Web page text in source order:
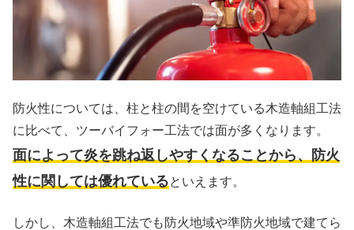
防火性については、柱と柱の間を空けている木造軸組工法
に比べて、ツーバイフォー工法では面が多くなります。
面によって炎を跳ね返しやすくなることから、防火
性に関しては優れているといえます。
しかし、木造軸組工法でも防火地域や準防火地域で建てら